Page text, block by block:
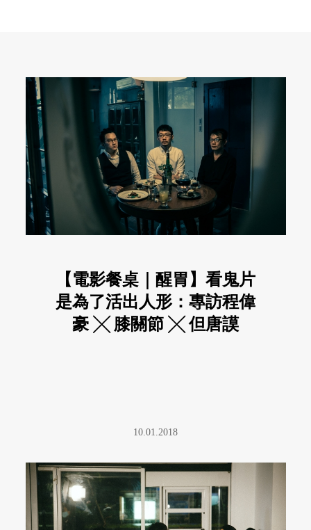
【電影餐桌｜醒胃】看鬼片
是為了活出人形：專訪程偉
豪 ╳ 膝關節 ╳ 但唐謨
10.01.2018